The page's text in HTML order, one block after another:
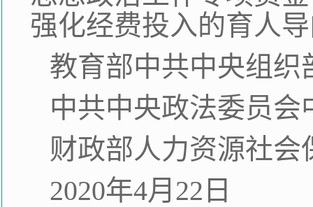
强化经费投入的育人
教育部中共中央组织
中共中央政法委员
财政部人力资源社
2020年4月22日